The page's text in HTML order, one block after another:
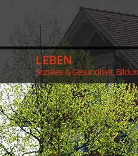
LEBEN
Soziales & Gesundheit,